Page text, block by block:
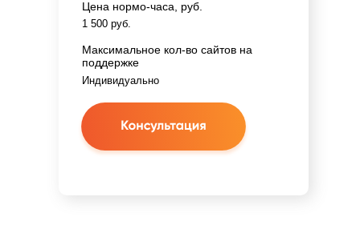
Индивидуально
1 500 руб.
Максимальное кол-во сайтов на
поддержке
Цена нормо-часа, руб.